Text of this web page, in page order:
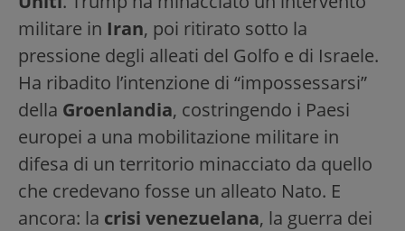
militare in Iran, poi ritirato sotto la
pressione degli alleati del Golfo e di Israele.
Ha ribadito l’intenzione di “impossessarsi”
della Groenlandia, costringendo i Paesi
europei a una mobilitazione militare in
difesa di un territorio minacciato da quello
che credevano fosse un alleato Nato. E
ancora: la crisi venezuelana, la guerra dei